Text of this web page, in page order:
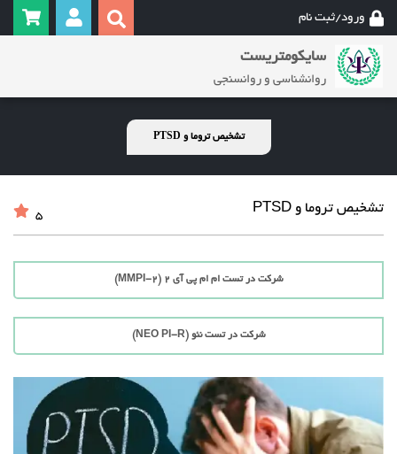
ورود/ثبت نام
سایکومتریست
روانشناسی و روانسنجی
تشخیص تروما و PTSD
تشخیص تروما و PTSD 5
شرکت در تست ام ام پی آی 2 (MMPI-2)
شرکت در تست نئو (NEO PI-R)